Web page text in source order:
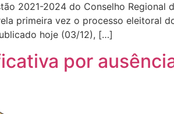
2021-2024 do Conselho Regional
primeira vez o processo eleitoral
hoje (03/12), […]
por